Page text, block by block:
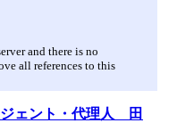
and there is no
all references to this
ェント・代理人 田